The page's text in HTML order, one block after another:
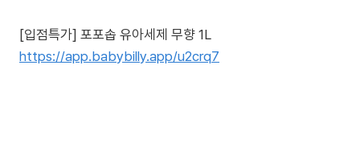
[입점특가] 포포솝 유아세제 무향 1L
https://app.babybilly.app/u2crq7